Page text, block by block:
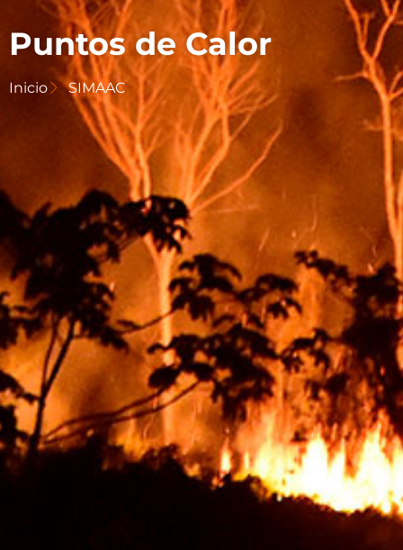
Puntos de Calor
Inicio SIMAAC